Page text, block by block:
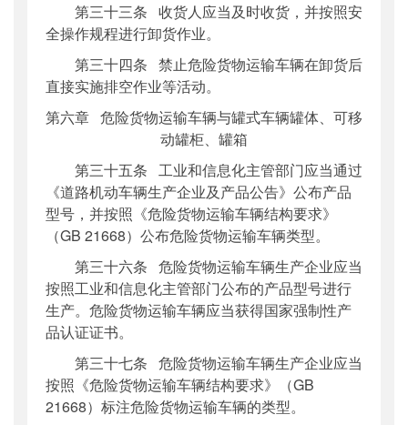
第三十三条 收货人应当及时收货，并按照安
全操作规程进行卸货作业。
第三十四条 禁止危险货物运输车辆在卸货后
直接实施排空作业等活动。
第六章 危险货物运输车辆与罐式车辆罐体、可移
动罐柜、罐箱
第三十五条 工业和信息化主管部门应当通过
《道路机动车辆生产企业及产品公告》公布产品
型号，并按照《危险货物运输车辆结构要求》
（GB 21668）公布危险货物运输车辆类型。
第三十六条 危险货物运输车辆生产企业应当
按照工业和信息化主管部门公布的产品型号进行
生产。危险货物运输车辆应当获得国家强制性产
品认证证书。
第三十七条 危险货物运输车辆生产企业应当
按照《危险货物运输车辆结构要求》（GB
21668）标注危险货物运输车辆的类型。